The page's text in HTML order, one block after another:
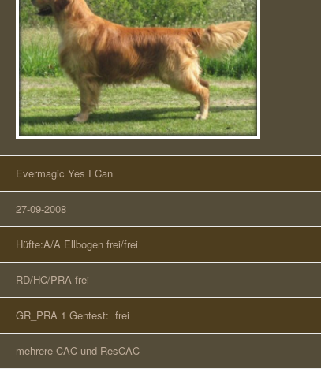
Evermagic Yes I Can
27-09-2008
Hüfte:A/A Ellbogen frei/frei
RD/HC/PRA frei
GR_PRA 1 Gentest: frei
mehrere CAC und ResCAC